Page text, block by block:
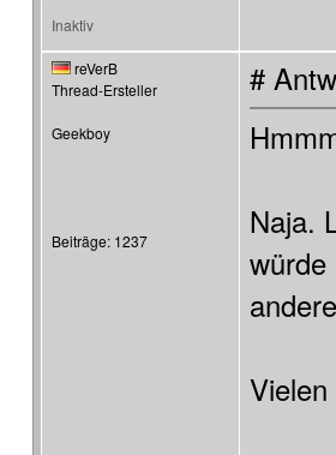
Inaktiv
reVerB
Thread-Ersteller
Geekboy
Beiträge: 1237
#
Naja.
würde